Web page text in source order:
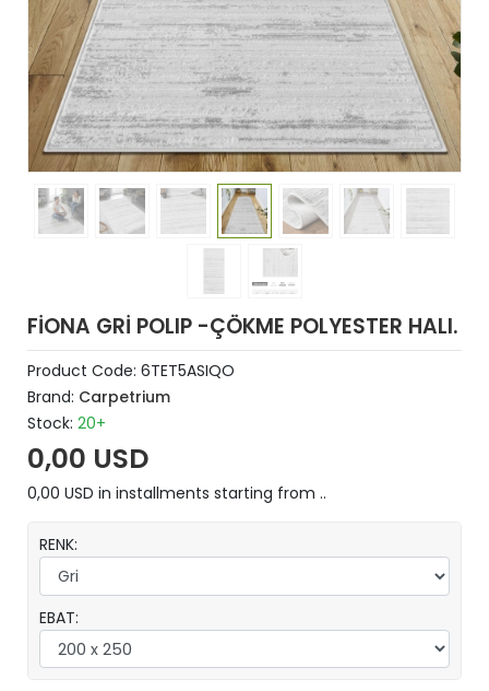
FİONA GRİ POLIP -ÇÖKME POLYESTER HALI.
Product Code: 6TET5ASIQO
Brand: Carpetrium
Stock: 20+
0,00 USD
0,00 USD in installments starting from ..
RENK:
EBAT: